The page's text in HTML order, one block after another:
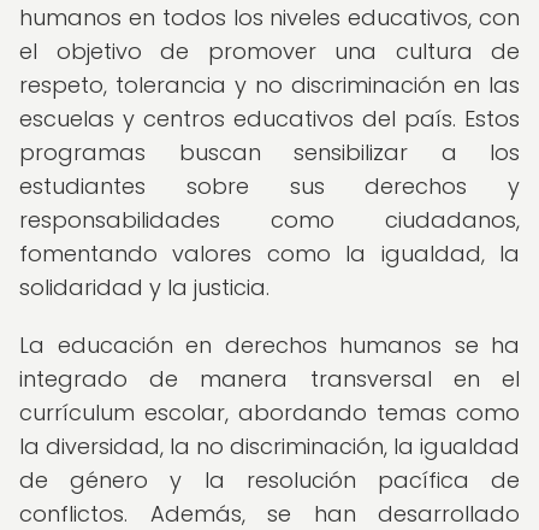
humanos en todos los niveles educativos, con
el objetivo de promover una cultura de
respeto, tolerancia y no discriminación en las
escuelas y centros educativos del país. Estos
programas buscan sensibilizar a los
estudiantes sobre sus derechos y
responsabilidades como ciudadanos,
fomentando valores como la igualdad, la
solidaridad y la justicia.
La educación en derechos humanos se ha
integrado de manera transversal en el
currículum escolar, abordando temas como
la diversidad, la no discriminación, la igualdad
de género y la resolución pacífica de
conflictos. Además, se han desarrollado